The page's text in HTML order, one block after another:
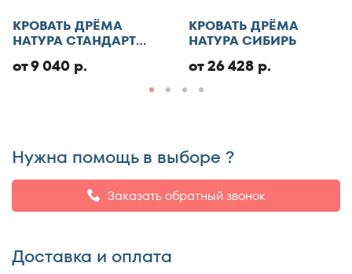
130x190
130x195
140x190
140x200
145x200
Добавить отзыв
КРОВАТЬ ДРЁМА
НАТУРА СТАНДАРТ
от 9 040 р.
КРОВАТЬ ДРЁМА
НАТУРА СИБИРЬ
от 26 428 р.
Нужна помощь в выборе ?
Заказать обратный звонок
Доставка и оплата